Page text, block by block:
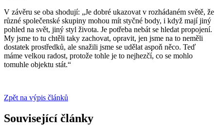
V závěru se oba shodují: „Je dobré ukazovat v rozhádaném světě, že
různé společenské skupiny mohou mít styčné body, i když mají jiný
pohled na svět, jiný styl života. Je potřeba nebát se hledat propojení.
My jsme to tu chtěli taky zachovat, opravit, jen jsme na to neměli
dostatek prostředků, ale snažili jsme se udělat aspoň něco. Teď
máme velkou radost, protože tohle je to nejhezčí, co se mohlo
tomuhle objektu stát.“
Zpět na výpis článků
Související články